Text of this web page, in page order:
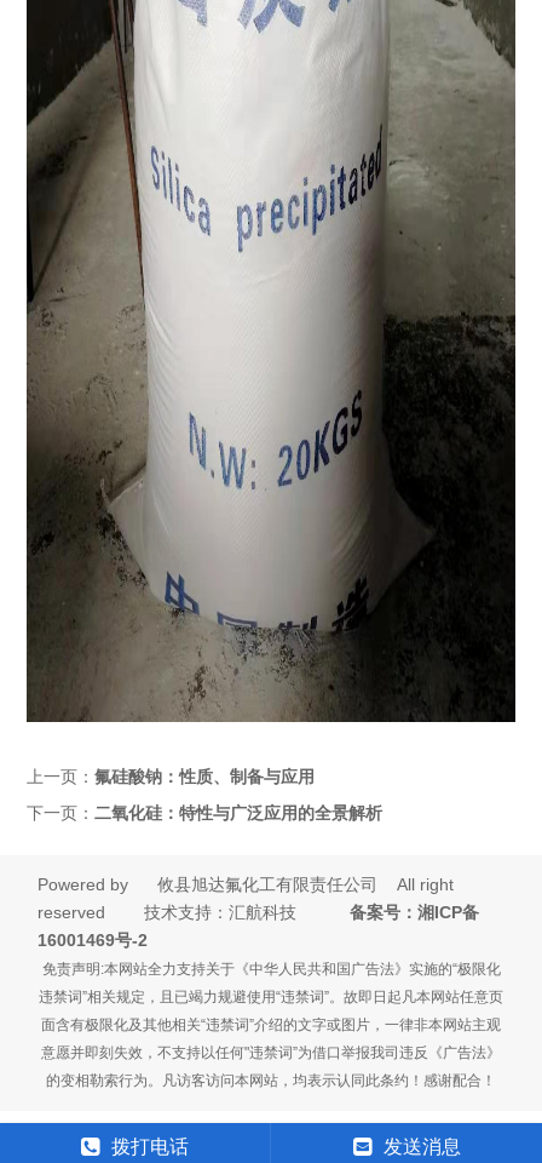
上一页：氟硅酸钠：性质、制备与应用
下一页：二氧化硅：特性与广泛应用的全景解析
Powered by攸县旭达氟化工有限责任公司
All right
reserved 技术支持：汇航科技备案号：湘ICP备
16001469号-2
免责声明:本网站全力支持关于《中华人民共和国广告法》实施的“极限化
违禁词”相关规定，且已竭力规避使用“违禁词”。故即日起凡本网站任意页
面含有极限化及其他相关“违禁词”介绍的文字或图片，一律非本网站主观
意愿并即刻失效，不支持以任何"违禁词”为借口举报我司违反《广告法》
的变相勒索行为。凡访客访问本网站，均表示认同此条约！感谢配合！
拨打电话 发送消息